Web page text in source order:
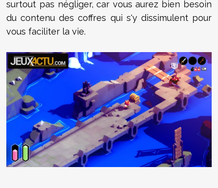
surtout pas négliger, car vous aurez bien besoin
du contenu des coffres qui s'y dissimulent pour
vous faciliter la vie.